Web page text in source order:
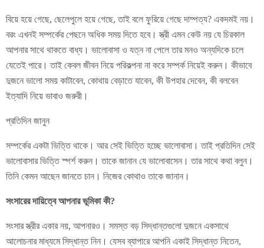
বিয়ে হয়ে গেছে, ছেলেপুলে হয়ে গেছে, তাই বলে ফুরিয়ে গেছে দাম্পত্য? একদমই নয়।
বরং এখনই সম্পর্কের পেছনে অধিক সময় দিতে হবে। স্ত্রী এমন কেউ নয় যে চিরকাল
আপনার সাথে থাকতে বাধ্য। ভালোবাসা ও যত্ন না পেলে তার মনও অন্যদিকে চলে
যেতেই পারে। তাই কেবল জীবন নিয়ে পরিকল্পনা না করে সম্পর্ক নিয়েই করুন। কীভাবে
দুজনে ভালো সময় কাটাবেন, কোথায় বেড়াতে যাবেন, কী উপহার দেবেন, কী বলবেন
ইত্যাদি নিয়ে ভাবাও জরুরী।
প্রতিদিন জানুন
সম্পর্কের একটা ভিত্তি থাকে। আর সেই ভিত্তি হচ্ছে ভালোবাসা। তাই প্রতিদিন সেই
ভালোবাসার ভিত্তি স্পর্শ করুন। তাকে জানান যে ভালোবাসেন। তার সাথে কথা বলুন।
তিনি কেমন আছেন জানতে চান। নিজের কোথাও তাকে জানান।
সংসারের দায়িত্বে আপনার ভূমিকা কী?
সংসার স্ত্রীর একার নয়, আপনারও। সমস্ত বড় সিদ্ধান্তগুলো দুজনে একসাথে
আলোচনার মাধ্যমে সিদ্ধান্ত নিন। যেসব ব্যাপারে আপনি একাই সিদ্ধান্ত নিতেন,